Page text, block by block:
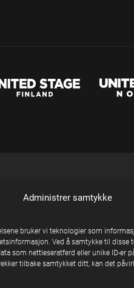
Administrer samtykke
bruker vi teknologier som
Ved å samtykke til disse
som nettleseratferd eller unike ID-er
tilbake samtykket ditt, kan det